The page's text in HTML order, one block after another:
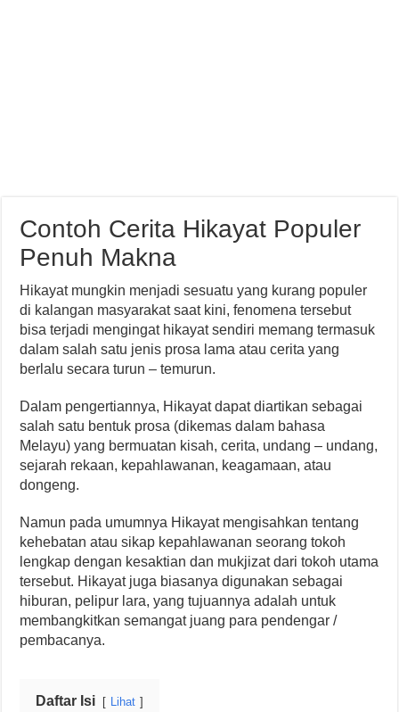
Contoh Cerita Hikayat Populer
Penuh Makna
Hikayat mungkin menjadi sesuatu yang kurang populer
di kalangan masyarakat saat kini, fenomena tersebut
bisa terjadi mengingat hikayat sendiri memang termasuk
dalam salah satu jenis prosa lama atau cerita yang
berlalu secara turun – temurun.
Dalam pengertiannya, Hikayat dapat diartikan sebagai
salah satu bentuk prosa (dikemas dalam bahasa
Melayu) yang bermuatan kisah, cerita, undang – undang,
sejarah rekaan, kepahlawanan, keagamaan, atau
dongeng.
Namun pada umumnya Hikayat mengisahkan tentang
kehebatan atau sikap kepahlawanan seorang tokoh
lengkap dengan kesaktian dan mukjizat dari tokoh utama
tersebut. Hikayat juga biasanya digunakan sebagai
hiburan, pelipur lara, yang tujuannya adalah untuk
membangkitkan semangat juang para pendengar /
pembacanya.
Daftar Isi Lihat